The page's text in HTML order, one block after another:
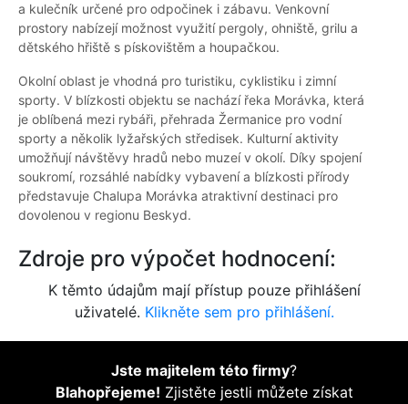
a kulečník určené pro odpočinek i zábavu. Venkovní
prostory nabízejí možnost využití pergoly, ohniště, grilu a
dětského hřiště s pískovištěm a houpačkou.
Okolní oblast je vhodná pro turistiku, cyklistiku i zimní
sporty. V blízkosti objektu se nachází řeka Morávka, která
je oblíbená mezi rybáři, přehrada Žermanice pro vodní
sporty a několik lyžařských středisek. Kulturní aktivity
umožňují návštěvy hradů nebo muzeí v okolí. Díky spojení
soukromí, rozsáhlé nabídky vybavení a blízkosti přírody
představuje Chalupa Morávka atraktivní destinaci pro
dovolenou v regionu Beskyd.
Zdroje pro výpočet hodnocení:
K těmto údajům mají přístup pouze přihlášení
uživatelé. Klikněte sem pro přihlášení.
Jste majitelem této firmy?
Blahopřejeme! Zjistěte jestli můžete získat